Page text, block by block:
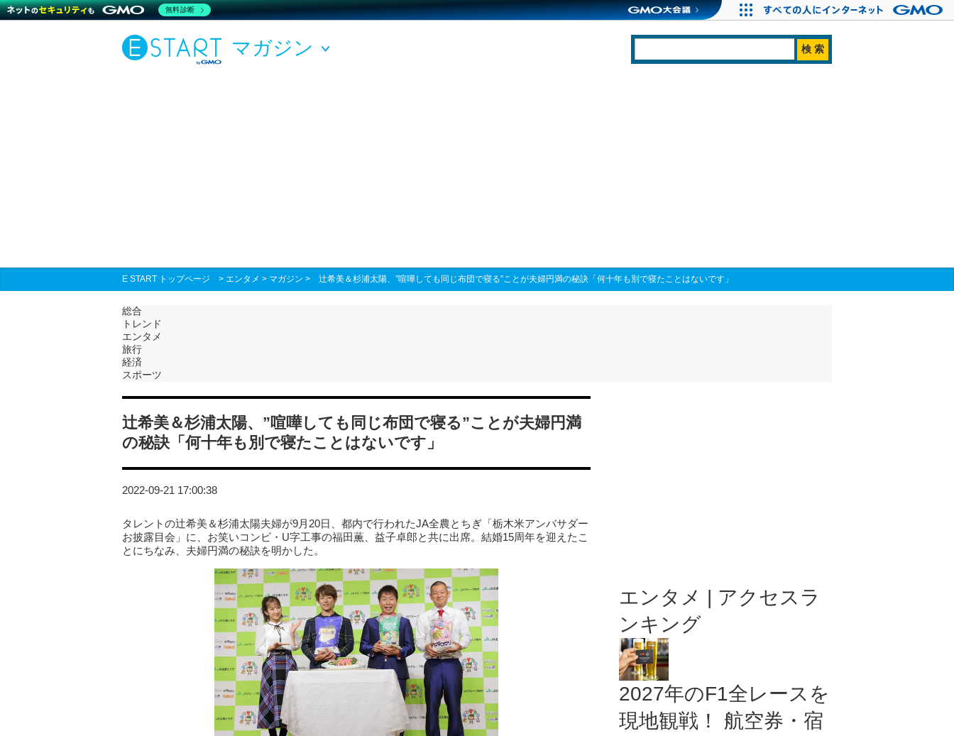
マガジン
E START トップページ > エンタメ > マガジン > 辻希美＆杉浦太陽、”喧嘩しても同じ布団で寝る”ことが夫婦円満の秘訣「何十年も別で寝たことはないです」
総合
トレンド
エンタメ
旅行
経済
スポーツ
辻希美＆杉浦太陽、”喧嘩しても同じ布団で寝る”ことが夫婦円満
の秘訣「何十年も別で寝たことはないです」
2022-09-21 17:00:38
タレントの辻希美＆杉浦太陽夫婦が9月20日、都内で行われたJA全農とちぎ「栃木米アンバサダー
お披露目会」に、お笑いコンビ・U字工事の福田薫、益子卓郎と共に出席。結婚15周年を迎えたこ
とにちなみ、夫婦円満の秘訣を明かした。
エンタメ | アクセスラ
ンキング
2027年のF1全レースを
現地観戦！ 航空券・宿
無料診断